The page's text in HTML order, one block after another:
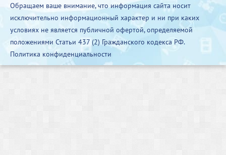
Обращаем ваше внимание, что информация сайта носит
исключительно информационный характер и ни при каких
условиях не является публичной офертой, определяемой
положениями Статьи 437 (2) Гражданского кодекса РФ.
Политика конфиденциальности